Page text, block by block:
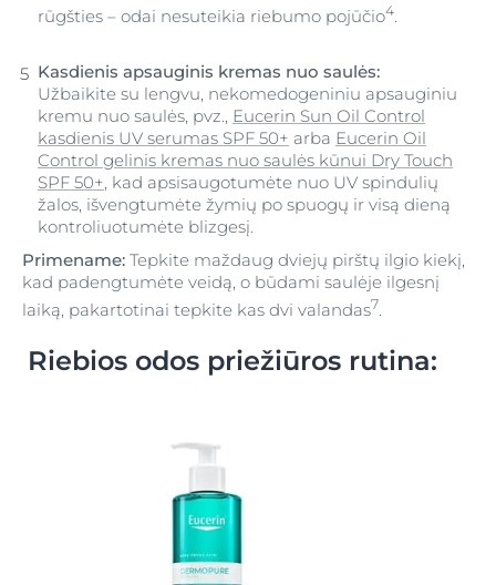
rūgšties – odai nesuteikia riebumo pojūčio4.
Kasdienis apsauginis kremas nuo saulės:
Užbaikite su lengvu, nekomedogeniniu apsauginiu
kremu nuo saulės, pvz., Eucerin Sun Oil Control
kasdienis UV serumas SPF 50+ arba Eucerin Oil
Control gelinis kremas nuo saulės kūnui Dry Touch
SPF 50+, kad apsisaugotumėte nuo UV spindulių
žalos, išvengtumėte žymių po spuogų ir visą dieną
kontroliuotumėte blizgesį.
Primename: Tepkite maždaug dviejų pirštų ilgio kiekį,
kad padengtumėte veidą, o būdami saulėje ilgesnį
laiką, pakartotinai tepkite kas dvi valandas7.
Riebios odos priežiūros rutina: